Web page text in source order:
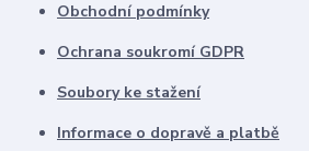
Obchodní podmínky
Ochrana soukromí GDPR
Soubory ke stažení
Informace o dopravě a platbě